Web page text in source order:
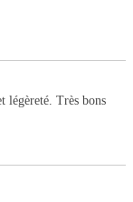
légèreté. Très bons